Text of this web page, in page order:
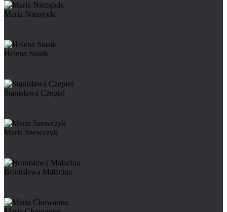
Maria Niezgoda
Helena Stasik
Stanisława Czepiel
Maria Szewczyk
Bronisława Malacina